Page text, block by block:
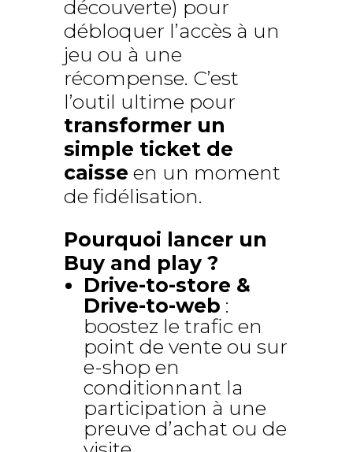
découverte) pour
débloquer l’accès à un
jeu ou à une
récompense. C’est
l’outil ultime pour
transformer un
simple ticket de
caisse en un moment
de fidélisation.
Pourquoi lancer un
Buy and play ?
Drive-to-store &
Drive-to-web :
boostez le trafic en
point de vente ou sur
e-shop en
conditionnant la
participation à une
preuve d’achat ou de